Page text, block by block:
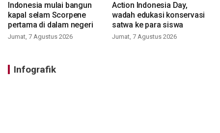
Indonesia mulai bangun
kapal selam Scorpene
pertama di dalam negeri
Jumat, 7 Agustus 2026
Action Indonesia Day,
wadah edukasi konservasi
satwa ke para siswa
Jumat, 7 Agustus 2026
Infografik